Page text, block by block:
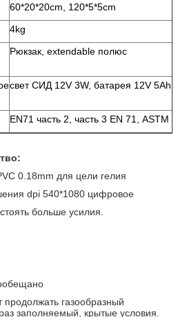
60*20*20cm, 120*5*5cm
4kg
Рюкзак, extendable полюс
свет СИД 12V 3W, батарея 12V 5Ah
EN71 часть 2, часть 3 EN 71, ASTM
0.18mm для цели гелия
dpi 540*1080 цифровое
больше усилия.
газообразный
заполняемый, крытые условия.